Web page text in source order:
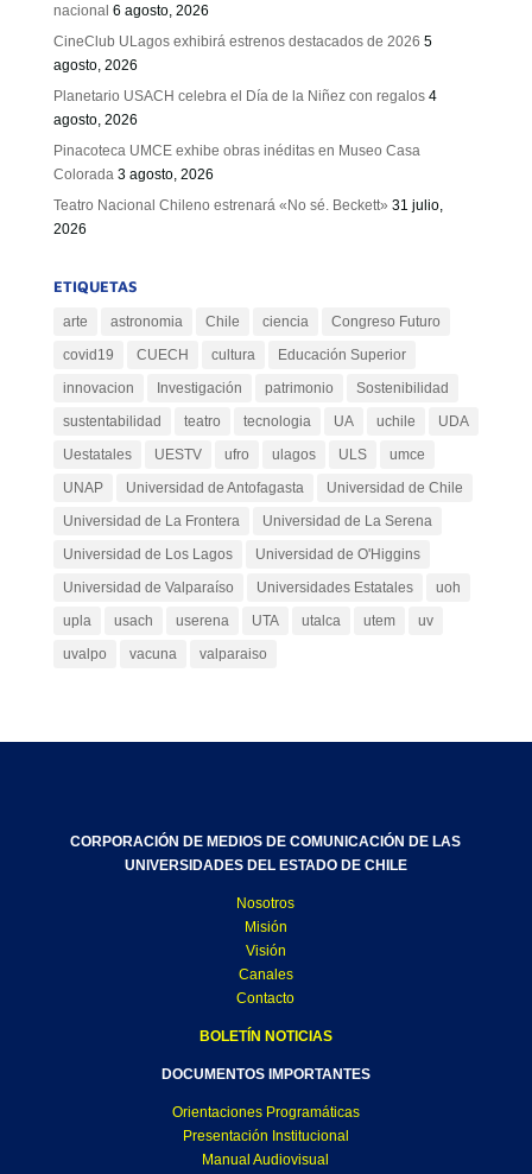
nacional 6 agosto, 2026
CineClub ULagos exhibirá estrenos destacados de 2026 5
agosto, 2026
Planetario USACH celebra el Día de la Niñez con regalos 4
agosto, 2026
Pinacoteca UMCE exhibe obras inéditas en Museo Casa
Colorada 3 agosto, 2026
Teatro Nacional Chileno estrenará «No sé. Beckett» 31 julio,
2026
ETIQUETAS
arte astronomia Chile ciencia
Congreso Futuro
covid19
CUECH cultura
Educación Superior
innovacion
Investigación patrimonio
Sostenibilidad
sustentabilidad
teatro tecnologia UA uchile
UDA
Uestatales
UESTV ufro ulagos ULS
umce
UNAP
Universidad de Antofagasta
Universidad de Chile
Universidad de La Frontera
Universidad de La Serena
Universidad de Los Lagos
Universidad de O'Higgins
Universidad de Valparaíso
Universidades Estatales
uoh
upla
usach userena UTA utalca utem
uv
uvalpo
vacuna valparaiso
CORPORACIÓN DE MEDIOS DE COMUNICACIÓN DE LAS
UNIVERSIDADES DEL ESTADO DE CHILE
Nosotros
Misión
Visión
Canales
Contacto
BOLETÍN NOTICIAS
DOCUMENTOS IMPORTANTES
Orientaciones Programáticas
Presentación Institucional
Manual Audiovisual